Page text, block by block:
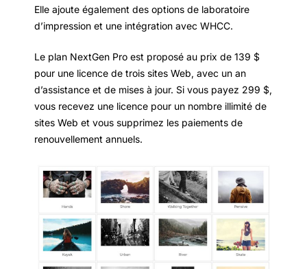
Elle ajoute également des options de laboratoire
d’impression et une intégration avec WHCC.
Le plan NextGen Pro est proposé au prix de 139 $
pour une licence de trois sites Web, avec un an
d’assistance et de mises à jour. Si vous payez 299 $,
vous recevez une licence pour un nombre illimité de
sites Web et vous supprimez les paiements de
renouvellement annuels.